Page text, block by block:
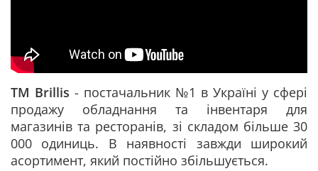
ТМ Brillis - постачальник №1 в Україні у сфері
продажу обладнання та інвентаря для
магазинів та ресторанів, зі складом більше 30
000 одиниць. В наявності завжди широкий
асортимент, який постійно збільшується.